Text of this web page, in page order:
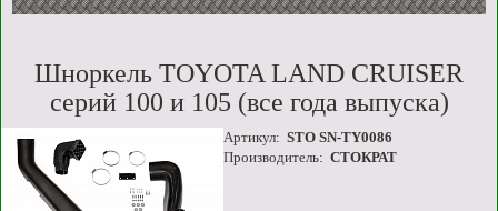
Шноркель TOYOTA LAND CRUISER
серий 100 и 105 (все года выпуска)
Артикул: STO SN-TY0086
Производитель: СТОКРАТ